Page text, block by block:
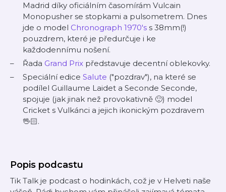
Madrid díky oficiálním časomírám Vulcain
Monopusher se stopkami a pulsometrem. Dnes
jde o model Chronograph 1970's s 38mm(!)
pouzdrem, které je předurčuje i ke
každodennímu nošení.
Řada Grand Prix představuje decentní oblekovky.
Speciální edice Salute ("pozdrav"), na které se
podílel Guillaume Laidet a Seconde Seconde,
spojuje (jak jinak než provokativně 🙂) model
Cricket s Vulkánci a jejich ikonickým pozdravem
🖖🏻.
Popis podcastu
Tik Talk je podcast o hodinkách, což je v Helveti naše